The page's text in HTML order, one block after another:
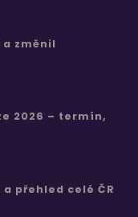
změnil
2026 – termín,
přehled celé ČR